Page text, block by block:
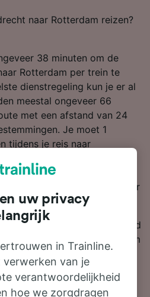
naar Rotterdam reizen?
38 minuten om de
Rotterdam per trein te
dienstregeling kun je er al
meestal ongeveer 66
met een afstand van 24
Je moet 1
tijdens je reis naar
momenteel geen directe
NS is de grootste
route en brengt je snel naar
treindeals, laten we altijd
Sliedrecht naar Rotterdam
reisplanner zoekt.
kaartjes boekt, hoe meer
uw privacy
in Trainline.
van je
verantwoordelijkheid
hoe we zorgdragen